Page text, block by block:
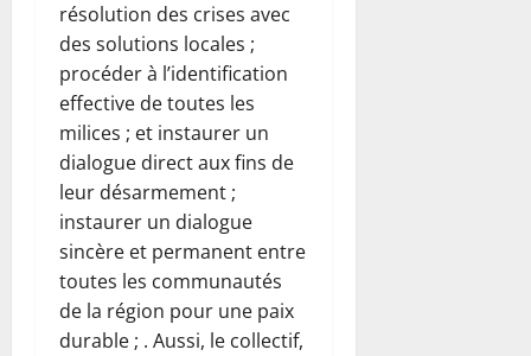
résolution des crises avec
des solutions locales ;
procéder à l’identification
effective de toutes les
milices ; et instaurer un
dialogue direct aux fins de
leur désarmement ;
instaurer un dialogue
sincère et permanent entre
toutes les communautés
de la région pour une paix
durable ; . Aussi, le collectif,